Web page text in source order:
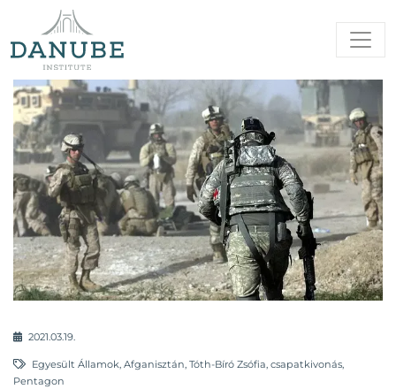
2021.03.19.
Egyesült Államok, Afganisztán, Tóth-Bíró Zsófia, csapatkivonás,
Pentagon